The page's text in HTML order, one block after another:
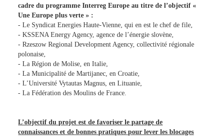
cadre du programme Interreg Europe au titre de l’objectif «
Une Europe plus verte » :
- Le Syndicat Energies Haute-Vienne, qui en est le chef de file,
- KSSENA Energy Agency, agence de l’énergie slovène,
- Rzeszow Regional Development Agency, collectivité régionale
polonaise,
- La Région de Molise, en Italie,
- La Municipalité de Martijanec, en Croatie,
- L’Université Vytautas Magnus, en Lituanie,
- La Fédération des Moulins de France.
L’objectif du projet est de favoriser le partage de
connaissances et de bonnes pratiques pour lever les blocages